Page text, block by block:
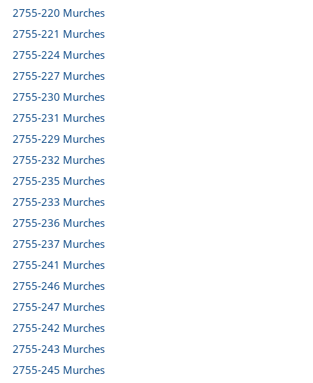
2755-220 Murches
2755-221 Murches
2755-224 Murches
2755-227 Murches
2755-230 Murches
2755-231 Murches
2755-229 Murches
2755-232 Murches
2755-235 Murches
2755-233 Murches
2755-236 Murches
2755-237 Murches
2755-241 Murches
2755-246 Murches
2755-247 Murches
2755-242 Murches
2755-243 Murches
2755-245 Murches